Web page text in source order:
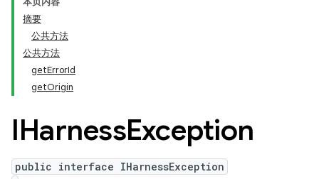
摘要
公共方法
公共方法
getErrorId
getOrigin
IHarnessException
public interface IHarnessException